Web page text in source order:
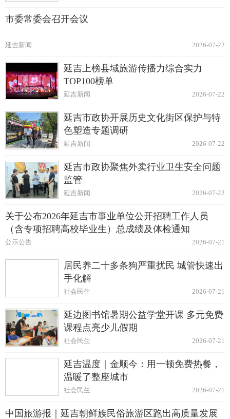
市委常委会召开会议
2026-07-22
延吉新闻
延吉上榜县域旅游传播力综合实力
TOP100榜单
2026-07-22
延吉新闻
延吉市政协开展历史文化街区保护与特
色塑造专题调研
2026-07-22
延吉新闻
延吉市政协聚焦外卖行业卫生安全问题
监管
2026-07-22
延吉新闻
关于公布2026年延吉市事业单位公开招聘工作人员
（含专项招聘高校毕业生）总成绩及体检通知
2026-07-21
公示公告
居民养二十多条狗严重扰民 城管快速出
手化解
2026-07-21
社会民生
延边图书馆暑期公益学堂开课 多元免费
课程点亮少儿假期
2026-07-21
社会民生
延吉温度｜金顺今：用一顿免费热餐，
温暖了整座城市
2026-07-21
社会民生
中国旅游报｜延吉朝鲜族民俗旅游区跑出高质量发展